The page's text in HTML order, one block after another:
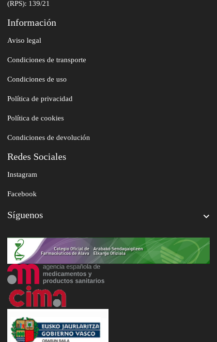
(RPS): 139/21
Información
Aviso legal
Condiciones de transporte
Condiciones de uso
Política de privacidad
Política de cookies
Condiciones de devolución
Redes Sociales
Instagram
Facebook
Síguenos 